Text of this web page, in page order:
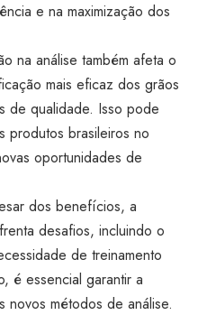
e na maximização dos
na análise também afeta o
mais eficaz dos grãos
de qualidade. Isso pode
produtos brasileiros no
oportunidades de
dos benefícios, a
desafios, incluindo o
de treinamento
é essencial garantir a
métodos de análise.